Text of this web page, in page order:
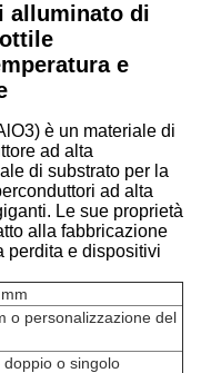
alluminato di
e
è un materiale di
ad alta
di substrato per la
ad alta
Le sue proprietà
alla fabbricazione
perdita e dispositivi
o personalizzazione del
doppio o singolo